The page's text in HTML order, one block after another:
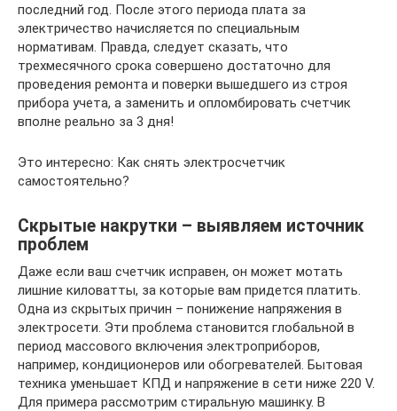
последний год. После этого периода плата за
электричество начисляется по специальным
нормативам. Правда, следует сказать, что
трехмесячного срока совершено достаточно для
проведения ремонта и поверки вышедшего из строя
прибора учета, а заменить и опломбировать счетчик
вполне реально за 3 дня!
Это интересно: Как снять электросчетчик
самостоятельно?
Скрытые накрутки – выявляем источник
проблем
Даже если ваш счетчик исправен, он может мотать
лишние киловатты, за которые вам придется платить.
Одна из скрытых причин – понижение напряжения в
электросети. Эти проблема становится глобальной в
период массового включения электроприборов,
например, кондиционеров или обогревателей. Бытовая
техника уменьшает КПД и напряжение в сети ниже 220 V.
Для примера рассмотрим стиральную машинку. В